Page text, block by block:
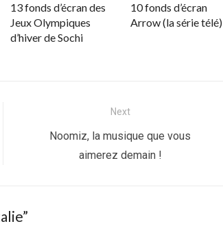
13 fonds d’écran des
Jeux Olympiques
d’hiver de Sochi
10 fonds d’écran
Arrow (la série télé)
Next
NextNoomiz, la musique que vous
aimerez demain !
”